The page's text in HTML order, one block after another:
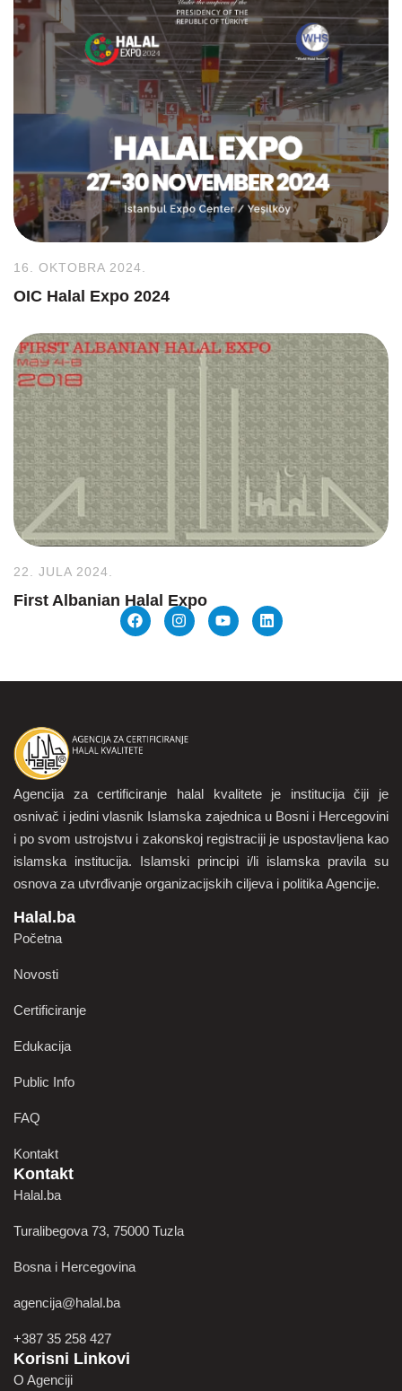
16. OKTOBRA 2024.
OIC Halal Expo 2024
22. JULA 2024.
First Albanian Halal Expo
Agencija za certificiranje halal kvalitete je institucija čiji je
osnivač i jedini vlasnik Islamska zajednica u Bosni i Hercegovini
i po svom ustrojstvu i zakonskoj registraciji je uspostavljena kao
islamska institucija. Islamski principi i/li islamska pravila su
osnova za utvrđivanje organizacijskih ciljeva i politika Agencije.
Halal.ba
Početna
Novosti
Certificiranje
Edukacija
Public Info
FAQ
Kontakt
Kontakt
Halal.ba
Turalibegova 73, 75000 Tuzla
Bosna i Hercegovina
agencija@halal.ba
+387 35 258 427
Korisni Linkovi
O Agenciji